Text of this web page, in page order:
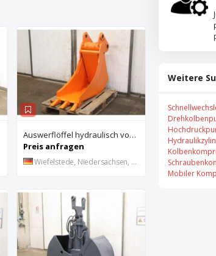
Auswerflöffel hydraulisch von Stahl – Breite 40 cm
Preis anfragen
Wiefelstede, Niedersachsen, DE
Weitere
Mobiler